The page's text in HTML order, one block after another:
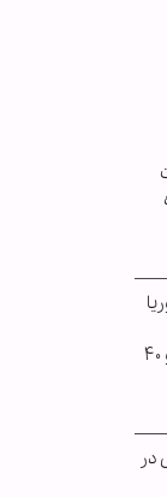
اینترنشنال در جنگ‌های ۱۲ روزه و ۴۰
در